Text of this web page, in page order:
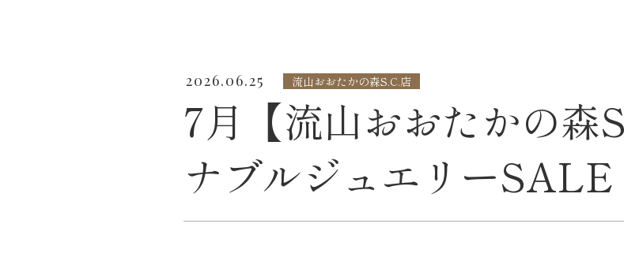
2026.06.25 流山おおたかの森S.C.店
7月【流山おおたかの森
ナブルジュエリーSALE